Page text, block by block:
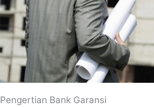
Pengertian Bank Garansi